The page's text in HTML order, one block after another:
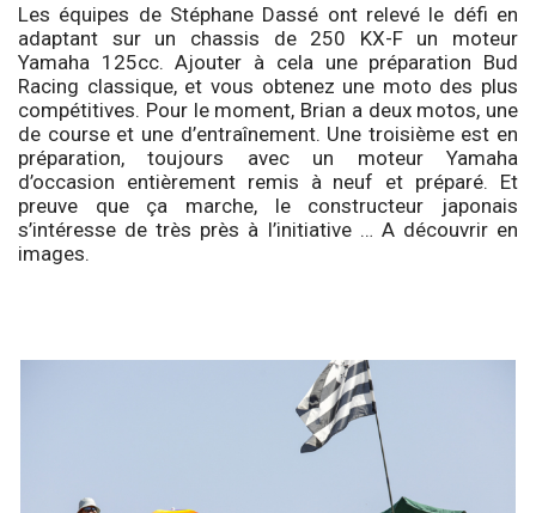
Les équipes de Stéphane Dassé ont relevé le défi en
adaptant sur un chassis de 250 KX-F un moteur
Yamaha 125cc. Ajouter à cela une préparation Bud
Racing classique, et vous obtenez une moto des plus
compétitives. Pour le moment, Brian a deux motos, une
de course et une d’entraînement. Une troisième est en
préparation, toujours avec un moteur Yamaha
d’occasion entièrement remis à neuf et préparé. Et
preuve que ça marche, le constructeur japonais
s’intéresse de très près à l’initiative … A découvrir en
images.